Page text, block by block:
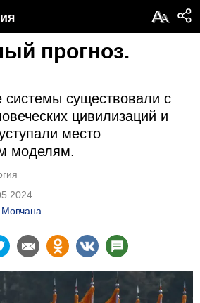
АА
прогноз.
системы существовали с
цивилизаций и
место
моделям.